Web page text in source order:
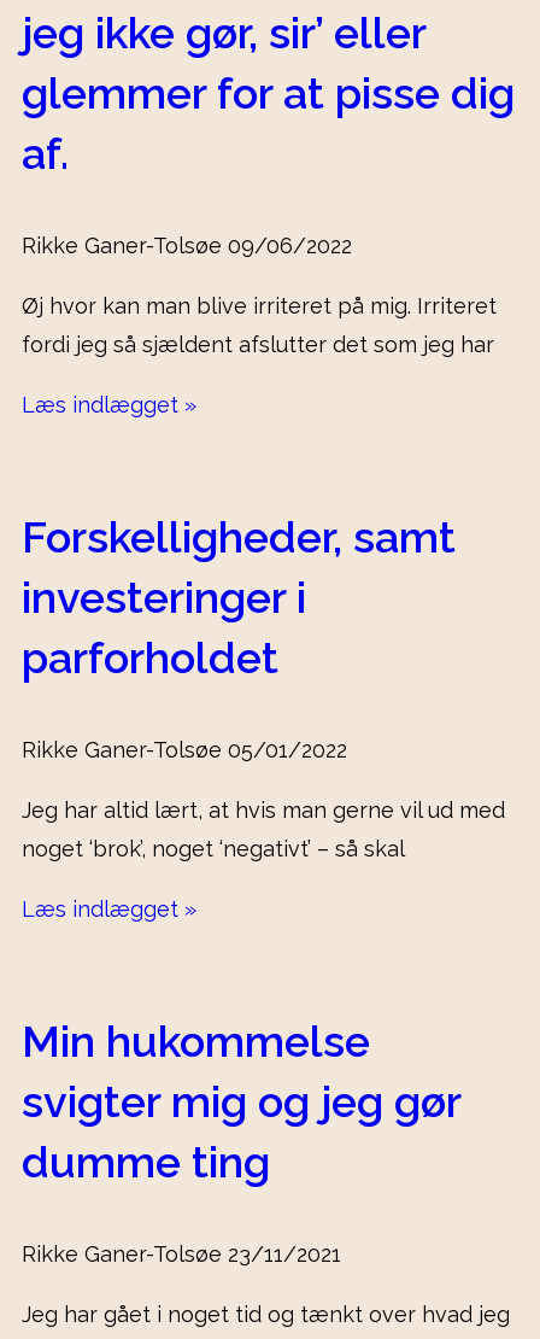
jeg ikke gør, sir’ eller
glemmer for at pisse dig
af.
Rikke Ganer-Tolsøe 09/06/2022
Øj hvor kan man blive irriteret på mig. Irriteret
fordi jeg så sjældent afslutter det som jeg har
Læs indlægget »
Forskelligheder, samt
investeringer i
parforholdet
Rikke Ganer-Tolsøe 05/01/2022
Jeg har altid lært, at hvis man gerne vil ud med
noget ‘brok’, noget ‘negativt’ – så skal
Læs indlægget »
Min hukommelse
svigter mig og jeg gør
dumme ting
Rikke Ganer-Tolsøe 23/11/2021
Jeg har gået i noget tid og tænkt over hvad jeg